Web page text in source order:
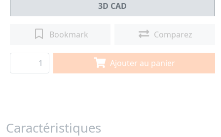
3D CAD
Bookmark Comparez
Ajouter au panier
Caractéristiques